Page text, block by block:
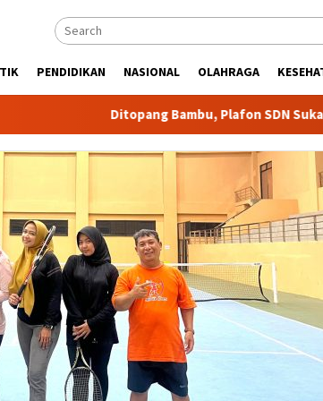
PENDIDIKAN NASIONAL OLAHRAGA
Ditopang Bambu, Plafon SDN Sukamaju